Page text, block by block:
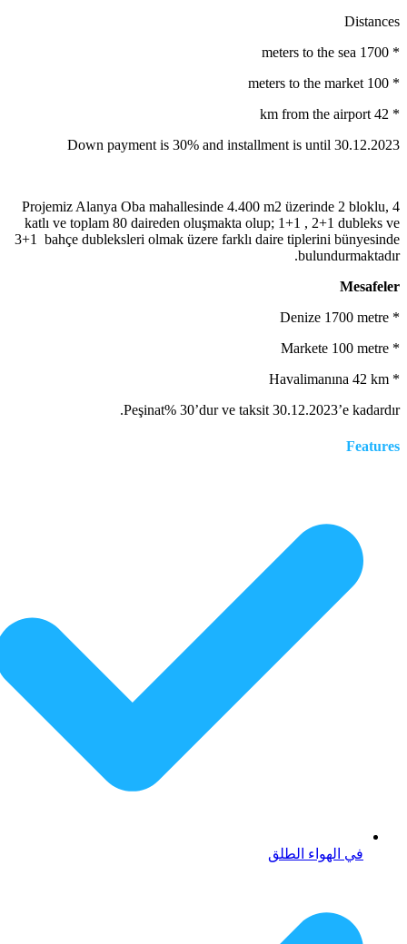
Distances
* 1700 meters to the sea
* 100 meters to the market
* 42 km from the airport
Down payment is 30% and installment is until 30.12.2023
Projemiz Alanya Oba mahallesinde 4.400 m2 üzerinde 2 bloklu, 4
katlı ve toplam 80 daireden oluşmakta olup; 1+1 , 2+1 dubleks ve
3+1 bahçe dubleksleri olmak üzere farklı daire tiplerini bünyesinde
bulundurmaktadır.
Mesafeler
* Denize 1700 metre
* Markete 100 metre
* Havalimanına 42 km
Peşinat% 30’dur ve taksit 30.12.2023’e kadardır.
Features
في الهواء الطلق